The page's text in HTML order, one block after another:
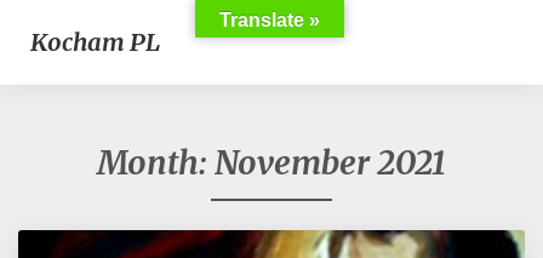
Kocham PL
Month: November 2021
Translate »